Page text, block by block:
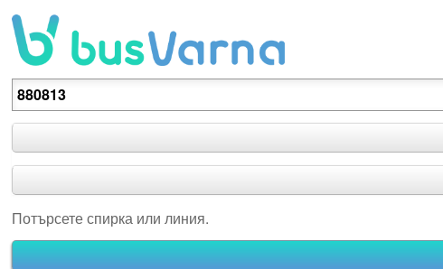
Потърсете спирка или линия.
Потърсете спирка или линия.